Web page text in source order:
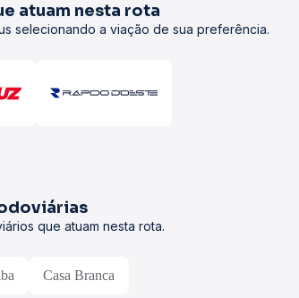
atuam nesta rota
selecionando a viação de sua preferência.
que atuam nesta rota.
Casa Branca